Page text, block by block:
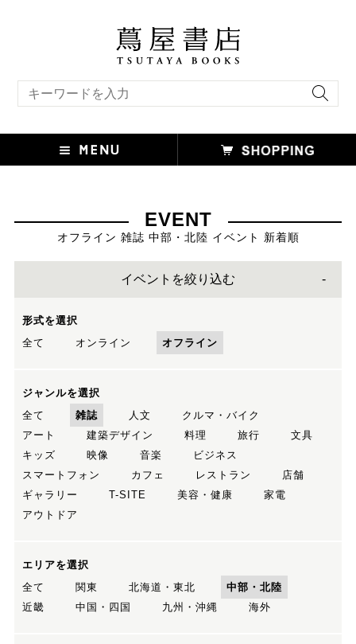
EVENT
オフライン 雑誌 中部・北陸 イベント 新着順
イベントを絞り込む
形式を選択
全て
オンライン オフライン
ジャンルを選択
全て
雑誌 人文
クルマ・バイク
アート
建築デザイン 料理 旅行
文具
キッズ
映像 音楽
ビジネス
スマートフォン
カフェ レストラン
店舗
ギャラリー
T-SITE 美容・健康
家電
アウトドア
エリアを選択
全て
関東 北海道・東北
中部・北陸
近畿
中国・四国 九州・沖縄 海外